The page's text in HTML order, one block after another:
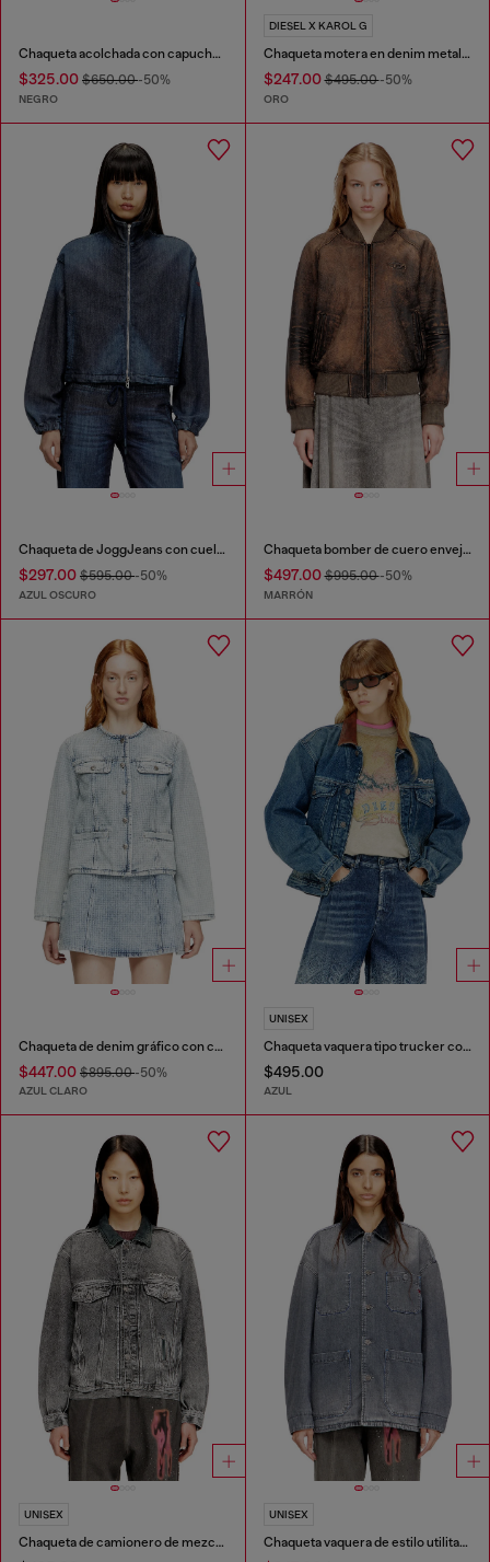
Chaqueta acolchada con capucha en tejido recubierto
$325.00 $650.00-50%
NEGRO
DIESEL X KAROL G
Chaqueta motera en denim metalizado desgastado
$247.00$495.00-50%
ORO
Chaqueta de JoggJeans con cuello alto
$297.00 $595.00-50%
AZUL OSCURO
Chaqueta bomber de cuero envejecido
$497.00$995.00-50%
MARRÓN
Chaqueta de denim gráfico con cristales
$447.00 $895.00-50%
AZUL CLARO
UNISEX
Chaqueta vaquera tipo trucker con adornos de cuero en contraste
$495.00
AZUL
UNISEX
Chaqueta de camionero de mezclilla con adornos de cuero tono sobre tono
UNISEX
Chaqueta vaquera de estilo utilitario con cuello en contraste